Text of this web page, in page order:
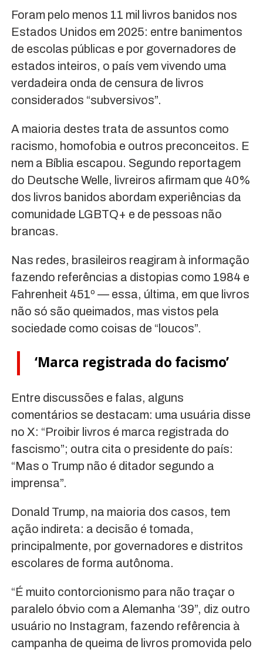
Foram pelo menos 11 mil livros banidos nos
Estados Unidos em 2025: entre banimentos
de escolas públicas e por governadores de
estados inteiros, o país vem vivendo uma
verdadeira onda de censura de livros
considerados “subversivos”.
A maioria destes trata de assuntos como
racismo, homofobia e outros preconceitos. E
nem a Bíblia escapou. Segundo reportagem
do Deutsche Welle, livreiros afirmam que 40%
dos livros banidos abordam experiências da
comunidade LGBTQ+ e de pessoas não
brancas.
Nas redes, brasileiros reagiram à informação
fazendo referências a distopias como 1984 e
Fahrenheit 451º — essa, última, em que livros
não só são queimados, mas vistos pela
sociedade como coisas de “loucos”.
‘Marca registrada do facismo’
Entre discussões e falas, alguns
comentários se destacam: uma usuária disse
no X: “Proibir livros é marca registrada do
fascismo”; outra cita o presidente do país:
“Mas o Trump não é ditador segundo a
imprensa”.
Donald Trump, na maioria dos casos, tem
ação indireta: a decisão é tomada,
principalmente, por governadores e distritos
escolares de forma autônoma.
“É muito contorcionismo para não traçar o
paralelo óbvio com a Alemanha ‘39”, diz outro
usuário no Instagram, fazendo refêrencia à
campanha de queima de livros promovida pelo